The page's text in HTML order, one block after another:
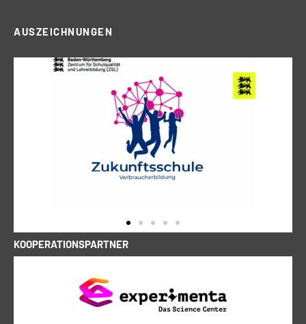
AUSZEICHNUNGEN
KOOPERATIONSPARTNER